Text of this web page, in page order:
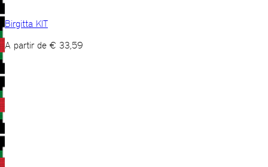
Birgitta KIT
A partir de € 33,59